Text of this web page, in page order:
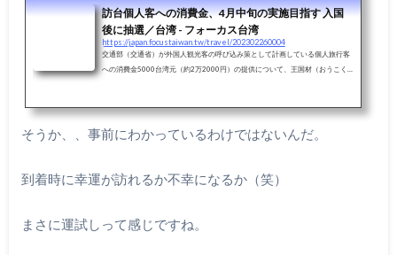
訪台個人客への消費金、4月中旬の実施目指す 入国
後に抽選／台湾 - フォーカス台湾
https://japan.focustaiwan.tw/travel/202302260004
交通部（交通省）が外国人観光客の呼び込み策として計画している個人旅行客
への消費金5000台湾元（約2万2000円）の提供について、王国材（おうこく
そうか、、事前にわかっているわけではないんだ。
到着時に幸運が訪れるか不幸になるか（笑）
まさに運試しって感じですね。